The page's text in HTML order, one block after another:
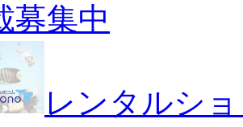
募集中
レンタルシ